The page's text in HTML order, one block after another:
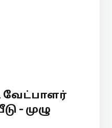
வேட்பாளர்
- முழு